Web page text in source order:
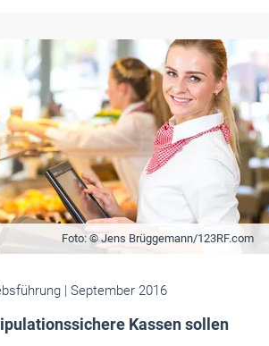
Foto: © Jens Brüggemann/123RF.com
| September 2016
Kassen sollen